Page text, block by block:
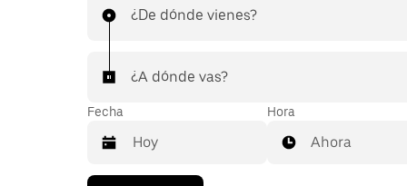
¿De dónde vienes?
¿A dónde vas?
Fecha Hora
Ahora